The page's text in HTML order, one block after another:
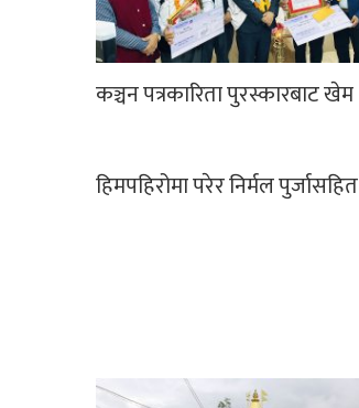
कञ्चन पत्रकारिता पुरस्कारबाट खेम
हिमपहिरोमा परेर निर्मल पुर्जासहित